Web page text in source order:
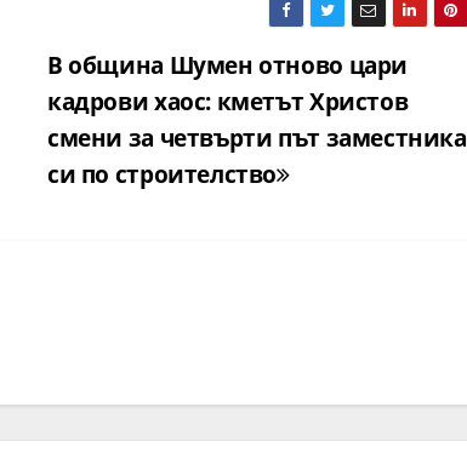
В община Шумен отново цари
кадрови хаос: кметът Христов
смени за четвърти път заместника
си по строителство